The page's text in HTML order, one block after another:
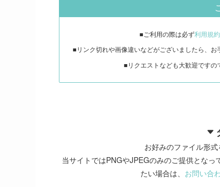
■ご利用の際は必ず利用規約
■リンク切れや画像違いなどがございましたら、お
■リクエストなども大歓迎ですの
お好みのファイル形
当サイトではPNGやJPEGのみのご提供とな
たい場合は、 お問い合